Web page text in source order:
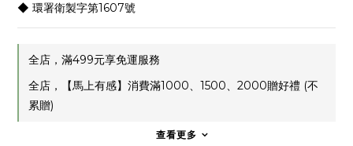
◆ 環署衛製字第1607號
全店，滿499元享免運服務
全店，【馬上有感】消費滿1000、1500、2000贈好禮 (不
累贈)
查看更多